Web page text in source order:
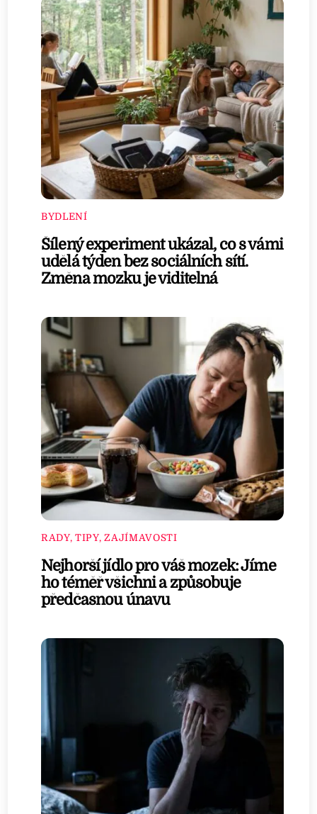
BYDLENÍ
Šílený experiment ukázal, co s vámi
udělá týden bez sociálních sítí.
Změna mozku je viditelná
RADY, TIPY, ZAJÍMAVOSTI
Nejhorší jídlo pro váš mozek: Jíme
ho téměř všichni a způsobuje
předčasnou únavu